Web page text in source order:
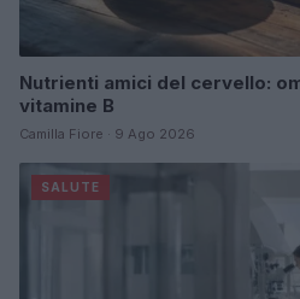
Nutrienti amici del cervello:
vitamine B
Camilla Fiore · 9 Ago 2026
SALUTE